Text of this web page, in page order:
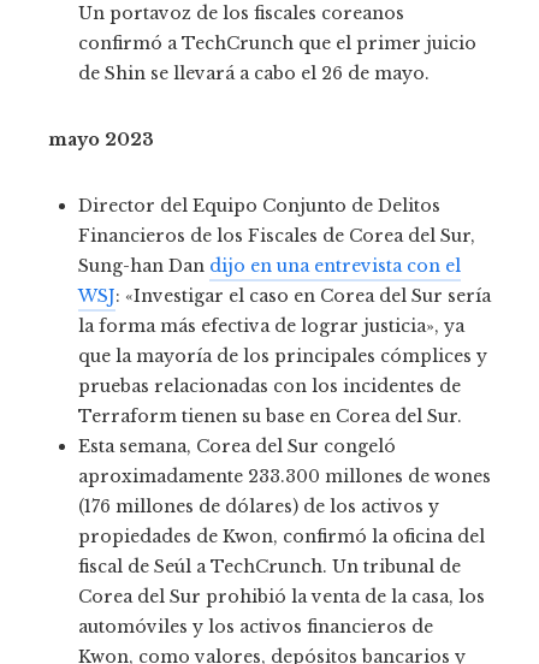
Un portavoz de los fiscales coreanos
confirmó a TechCrunch que el primer juicio
de Shin se llevará a cabo el 26 de mayo.
mayo 2023
Director del Equipo Conjunto de Delitos
Financieros de los Fiscales de Corea del Sur,
Sung-han Dan dijo en una entrevista con el
WSJ: «Investigar el caso en Corea del Sur sería
la forma más efectiva de lograr justicia», ya
que la mayoría de los principales cómplices y
pruebas relacionadas con los incidentes de
Terraform tienen su base en Corea del Sur.
Esta semana, Corea del Sur congeló
aproximadamente 233.300 millones de wones
(176 millones de dólares) de los activos y
propiedades de Kwon, confirmó la oficina del
fiscal de Seúl a TechCrunch. Un tribunal de
Corea del Sur prohibió la venta de la casa, los
automóviles y los activos financieros de
Kwon, como valores, depósitos bancarios y